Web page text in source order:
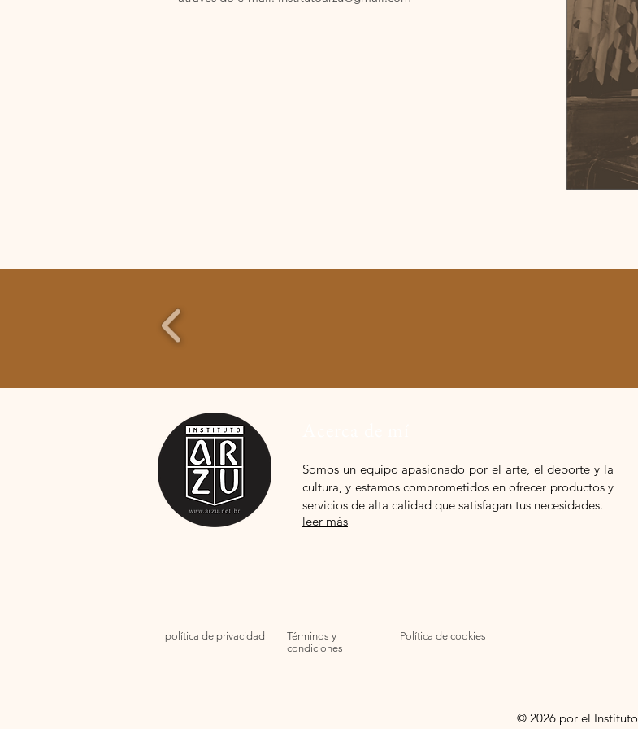
Somos un equipo apasionado por el arte, el deporte y la
cultura, y estamos comprometidos en ofrecer productos y
servicios de alta calidad que satisfagan tus necesidades.
leer más
política de privacidad
Términos y
condiciones
Política de cookies
© 2026 por el Instituto